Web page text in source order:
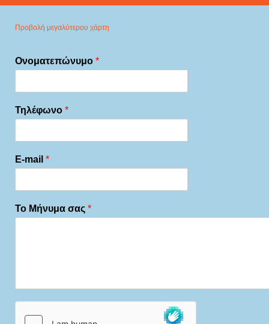
Προβολή μεγαλύτερου χάρτη
Ονοματεπώνυμο *
Τηλέφωνο *
E-mail *
Το Μήνυμα σας *